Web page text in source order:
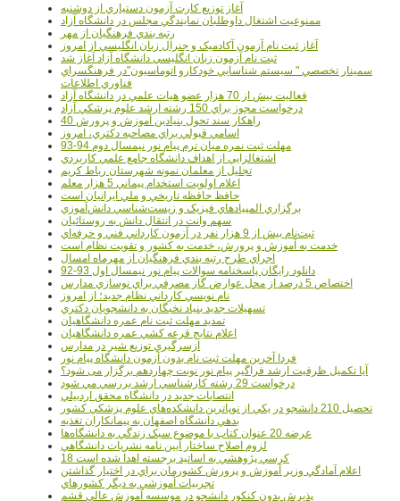
آغاز توزيع کارت آزمون دستياري از دوشنبه
ممنوعيت اشتغال داوطلبان نمايندگي مجلس در دانشگاه آزاد
رتبه بندي فرهنگيان از مهر
آغاز ثبت نام آزمون آکادميک و جنرال زبان انگليسي از امروز
ثبت نام آزمون زبان انگليسي دانشگاه آزاد آغاز شد
سمينار تخصصي " سيستم شناسايي خودکارو اتوماسيون"در فرهنگسراي
فناوري اطلاعات
فعاليت بيش از 70 هزار عضو هيات علمي در دانشگاه آزاد
درخواست مجوز براي 150 رشته ارشد علوم پزشکي آزاد
40 راهکار سند تحول بنيادين آموزش و پرورش
اسامي قبولي براي مصاحبه دکتري، امروز
مهلت ثبت نمره میان ترم پیام نور نیمسال دوم 94-93
اشتغالزايي از اهداف دانشگاه جامع علمي کاربردي
تجليل از معلمان نمونه شهرستان رباط کريم
اعلام اولويت استخدام پيماني 5 هزار معلم
حافظ حافظه تاريخي و ملي ايرانيان است
برگزاري المپيادهاي فيزيک و زيست‌شناسي دانش‌آموزي
سهم وانت در انتقال دانش به روستائيان
ثبت‌نام بيش از 9 هزار نفر در آزمون کارداني فني و حرفه‌اي
خدمت به آموزش و پرورش، خدمت به کشور و تقويت نظام است
اجراي طرح رتبه بندي فرهنگيان از مهرماه امسال
دانلود رایگان پاسخنامه سوالات پیام نور نیمسال اول 93-92
اختصاص 5 درصد از محل عوارض گاز مصرفي براي نوسازي مدارس
نام نويسي کارداني نظام جديد؛ از امروز
تسهيلات جديد بنياد نخبگان به دانشجويان دکتري
تمديد مهلت ثبت نام عمره دانشگاهيان
اعلام نتايج قرعه کشي عمره دانشگاهيان
ازسرگيري توزيع شير در مدارس
فردا آخرین مهلت ثبت نام بدون آزمون دانشگاه پیام نور
آیا تکمیل ظرفیت ارشد فراگیر پیام نور نوبت چهاردهم برگزار می شود؟
درخواست 29 رشته کارشناسي ارشد بررسي مي شود
انتصابات جديد در دانشگاه محقق اردبيلي
تحصيل 210 دانشجو در يکي از نوپاترين دانشکده‌هاي علوم پزشکي کشور
بدهي دانشگاه اصفهان به پيمانکاران تغذيه
عرضه 20 عنوان کتاب با موضوع سبک زندگي به دانشگاه‌ها
لزوم اصلاح ساختار آيين نامه نشريات دانشگاهي
18 کرسي پژوهشي به اساتيد برجسته اهدا شده است
اعلام آمادگي وزير آموزش و پرورش کشورمان براي در اختيار گذاشتن
تجربيات آموزشي به ديگر کشورهاي
پذيرش بدون کنکور دانشجو در موسسه آموزش عالي قشم